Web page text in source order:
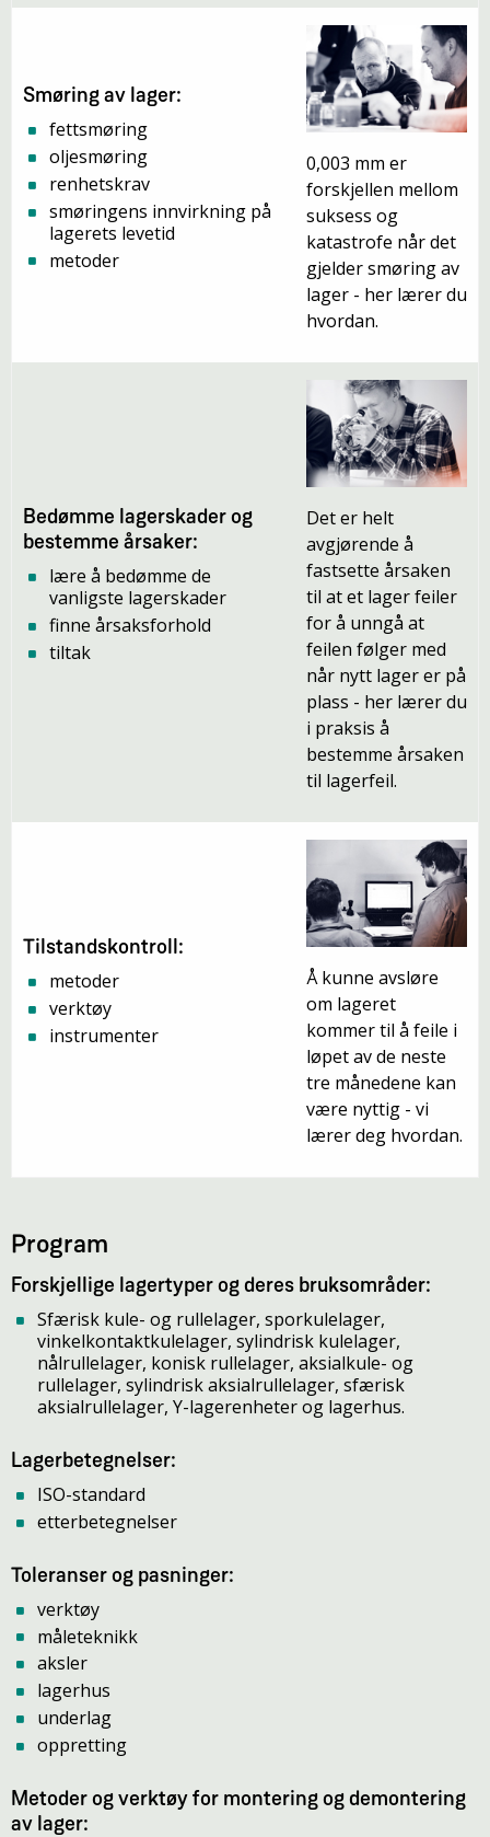
Smøring av lager:
fettsmøring
oljesmøring
renhetskrav
smøringens innvirkning på
lagerets levetid
metoder
0,003 mm er
forskjellen mellom
suksess og
katastrofe når det
gjelder smøring av
lager - her lærer du
hvordan.
Bedømme lagerskader og
bestemme årsaker:
lære å bedømme de
vanligste lagerskader
finne årsaksforhold
tiltak
Det er helt
avgjørende å
fastsette årsaken
til at et lager feiler
for å unngå at
feilen følger med
når nytt lager er på
plass - her lærer du
i praksis å
bestemme årsaken
til lagerfeil.
Tilstandskontroll:
metoder
verktøy
instrumenter
Å kunne avsløre
om lageret
kommer til å feile i
løpet av de neste
tre månedene kan
være nyttig - vi
lærer deg hvordan.
Program
Forskjellige lagertyper og deres bruksområder:
Sfærisk kule- og rullelager, sporkulelager,
vinkelkontaktkulelager, sylindrisk kulelager,
nålrullelager, konisk rullelager, aksialkule- og
rullelager, sylindrisk aksialrullelager, sfærisk
aksialrullelager, Y-lagerenheter og lagerhus.
Lagerbetegnelser:
ISO-standard
etterbetegnelser
Toleranser og pasninger:
verktøy
måleteknikk
aksler
lagerhus
underlag
oppretting
Metoder og verktøy for montering og demontering
av lager: